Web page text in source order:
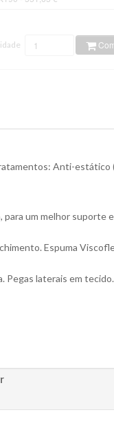
Anti-estático
um melhor suporte
Espuma
Pegas laterais em